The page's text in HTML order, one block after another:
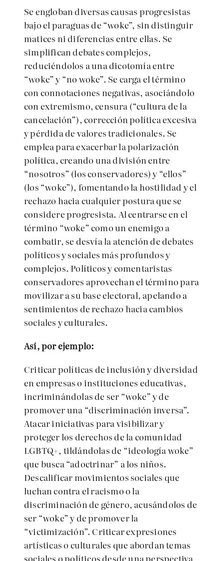
Se engloban diversas causas progresistas
bajo el paraguas de “woke”, sin distinguir
matices ni diferencias entre ellas. Se
simplifican debates complejos,
reduciéndolos a una dicotomía entre
“woke” y “no woke”. Se carga el término
con connotaciones negativas, asociándolo
con extremismo, censura (“cultura de la
cancelación”), corrección política excesiva
y pérdida de valores tradicionales. Se
emplea para exacerbar la polarización
política, creando una división entre
“nosotros” (los conservadores) y “ellos”
(los “woke”), fomentando la hostilidad y el
rechazo hacia cualquier postura que se
considere progresista. Al centrarse en el
término “woke” como un enemigo a
combatir, se desvía la atención de debates
políticos y sociales más profundos y
complejos. Políticos y comentaristas
conservadores aprovechan el término para
movilizar a su base electoral, apelando a
sentimientos de rechazo hacia cambios
sociales y culturales.
Así, por ejemplo:
Criticar políticas de inclusión y diversidad
en empresas o instituciones educativas,
incriminándolas de ser “woke” y de
promover una “discriminación inversa”.
Atacar iniciativas para visibilizar y
proteger los derechos de la comunidad
LGBTQ+, tildándolas de “ideología woke”
que busca “adoctrinar” a los niños.
Descalificar movimientos sociales que
luchan contra el racismo o la
discriminación de género, acusándolos de
ser “woke” y de promover la
“victimización”. Criticar expresiones
artísticas o culturales que abordan temas
sociales o políticos desde una perspectiva